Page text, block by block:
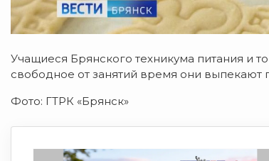
Учащиеся Брянского техникума питания и
свободное от занятий время они
Фото: ГТРК «Брянск»